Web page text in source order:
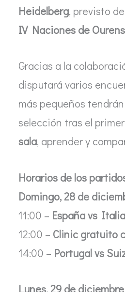
Heidelberg, previsto
IV Naciones de
Gracias a la
disputará varios
más pequeños
selección tras el
sala, aprender y
Horarios de los
Domingo, 28 de
11:00 – España vs Italia
12:00 – Clinic gratuito
14:00 – Portugal vs
Lunes, 29 de diciembre